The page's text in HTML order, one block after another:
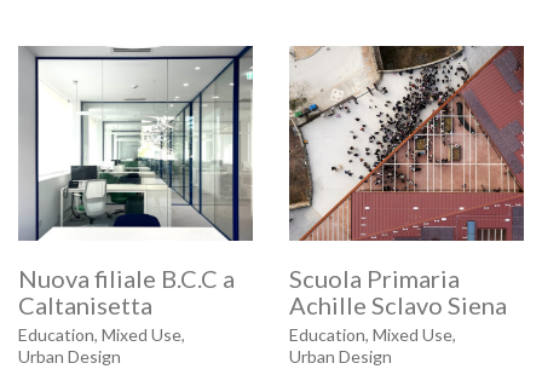
Nuova filiale B.C.C a
Caltanisetta
Education, Mixed Use,
Urban Design
Scuola Primaria
Achille Sclavo Siena
Education, Mixed Use,
Urban Design